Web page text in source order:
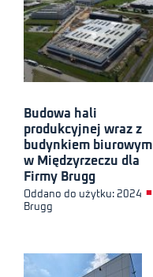
Budowa hali
produkcyjnej wraz z
budynkiem biurowym
w Międzyrzeczu dla
Firmy Brugg
Oddano do użytku: 2024 ■
Brugg